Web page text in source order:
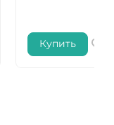
Купить